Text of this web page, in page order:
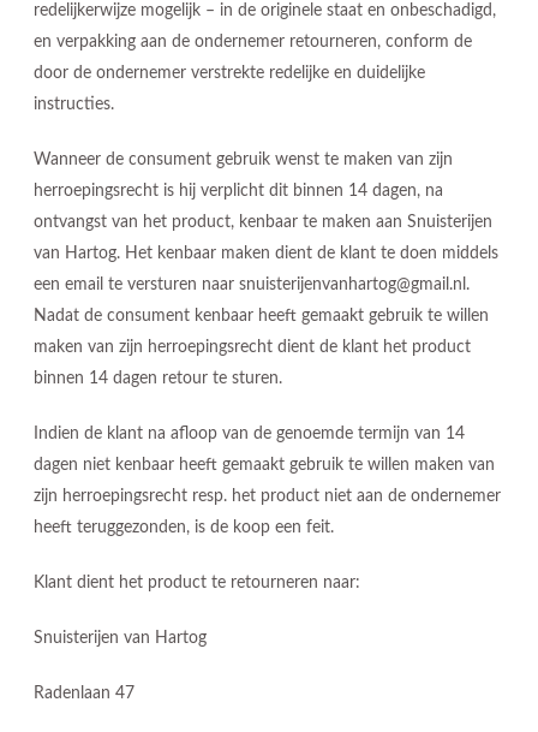
redelijkerwijze mogelijk – in de originele staat en onbeschadigd,
en verpakking aan de ondernemer retourneren, conform de
door de ondernemer verstrekte redelijke en duidelijke
instructies.
Wanneer de consument gebruik wenst te maken van zijn
herroepingsrecht is hij verplicht dit binnen 14 dagen, na
ontvangst van het product, kenbaar te maken aan Snuisterijen
van Hartog. Het kenbaar maken dient de klant te doen middels
een email te versturen naar snuisterijenvanhartog@gmail.nl.
Nadat de consument kenbaar heeft gemaakt gebruik te willen
maken van zijn herroepingsrecht dient de klant het product
binnen 14 dagen retour te sturen.
Indien de klant na afloop van de genoemde termijn van 14
dagen niet kenbaar heeft gemaakt gebruik te willen maken van
zijn herroepingsrecht resp. het product niet aan de ondernemer
heeft teruggezonden, is de koop een feit.
Klant dient het product te retourneren naar:
Snuisterijen van Hartog
Radenlaan 47